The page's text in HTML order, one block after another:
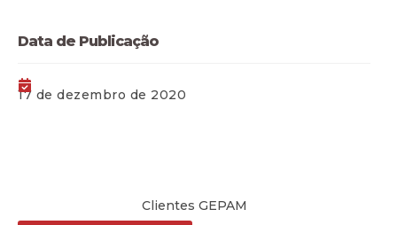
Data de Publicação
17 de dezembro de 2020
Clientes GEPAM